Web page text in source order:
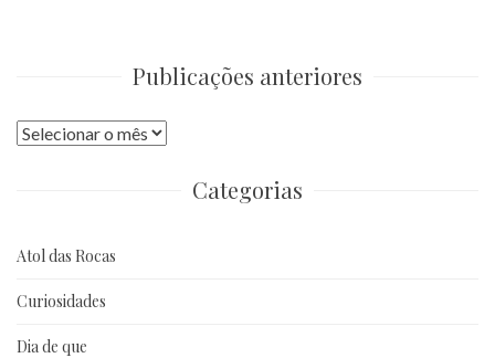
Publicações anteriores
Publicações
Categorias
Atol das Rocas
Curiosidades
Dia de que